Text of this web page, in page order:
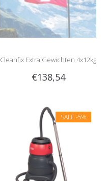
Cleanfix Extra Gewichten 4x12kg
€138,54
SALE -5%